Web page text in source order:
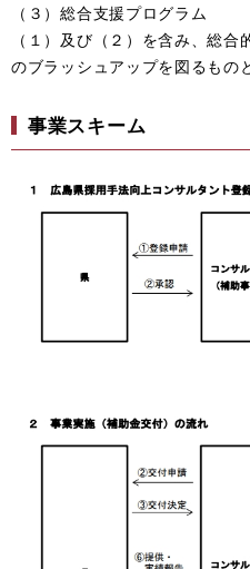
（３）総合支援プログラム
（１）及び（２）を含み、総
のブラッシュアップを図るもの
事業スキーム